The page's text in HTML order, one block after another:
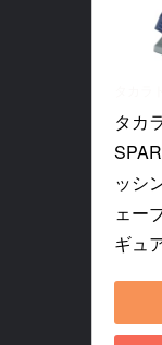
タカ
ッシ
ェー
ギュ